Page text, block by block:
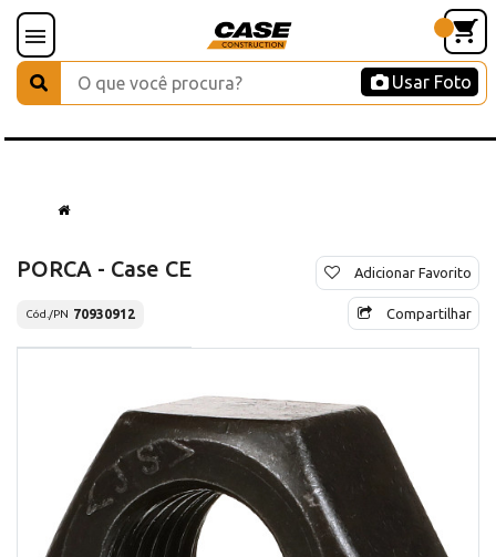
Usar Foto
PORCA - Case CE
Cód./PN 70930912
Adicionar Favorito
Compartilhar